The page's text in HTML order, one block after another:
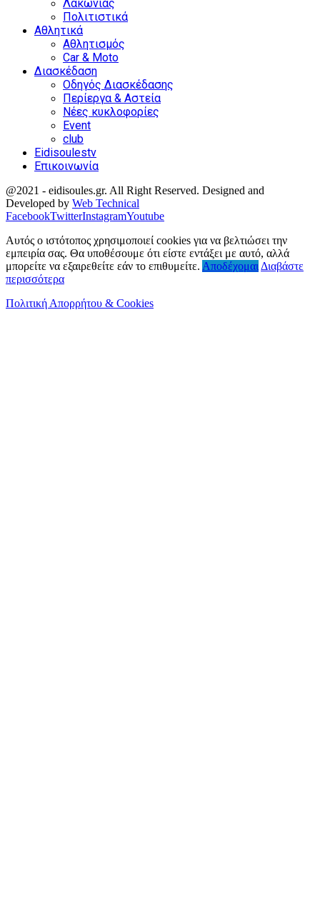
Λακωνίας
Πολιτιστικά
Αθλητικά
Αθλητισμός
Car & Moto
Διασκέδαση
Οδηγός Διασκέδασης
Περίεργα & Αστεία
Νέες κυκλοφορίες
Event
club
Eidisoulestv
Επικοινωνία
@2021 - eidisoules.gr. All Right Reserved. Designed and
Developed by Web Technical
FacebookTwitterInstagramYoutube
Αυτός ο ιστότοπος χρησιμοποιεί cookies για να βελτιώσει την
εμπειρία σας. Θα υποθέσουμε ότι είστε εντάξει με αυτό, αλλά
μπορείτε να εξαιρεθείτε εάν το επιθυμείτε. Αποδέχομαι Διαβάστε
περισσότερα
Πολιτική Απορρήτου & Cookies